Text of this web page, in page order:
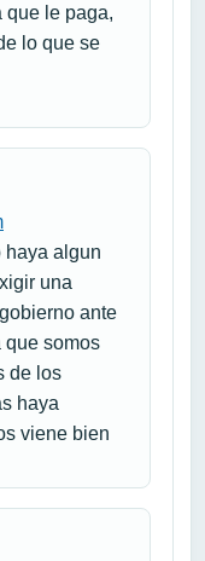
que le paga,
lo que se
haya algun
una
ante
que somos
de los
haya
viene bien